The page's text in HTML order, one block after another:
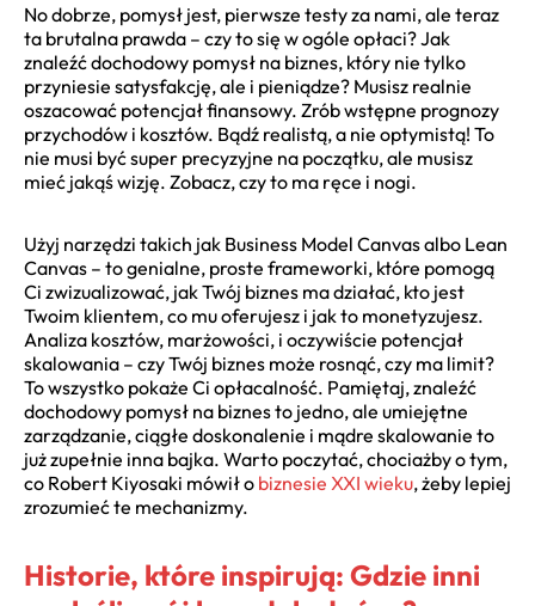
No dobrze, pomysł jest, pierwsze testy za nami, ale teraz
ta brutalna prawda – czy to się w ogóle opłaci? Jak
znaleźć dochodowy pomysł na biznes, który nie tylko
przyniesie satysfakcję, ale i pieniądze? Musisz realnie
oszacować potencjał finansowy. Zrób wstępne prognozy
przychodów i kosztów. Bądź realistą, a nie optymistą! To
nie musi być super precyzyjne na początku, ale musisz
mieć jakąś wizję. Zobacz, czy to ma ręce i nogi.
Użyj narzędzi takich jak Business Model Canvas albo Lean
Canvas – to genialne, proste frameworki, które pomogą
Ci zwizualizować, jak Twój biznes ma działać, kto jest
Twoim klientem, co mu oferujesz i jak to monetyzujesz.
Analiza kosztów, marżowości, i oczywiście potencjał
skalowania – czy Twój biznes może rosnąć, czy ma limit?
To wszystko pokaże Ci opłacalność. Pamiętaj, znaleźć
dochodowy pomysł na biznes to jedno, ale umiejętne
zarządzanie, ciągłe doskonalenie i mądre skalowanie to
już zupełnie inna bajka. Warto poczytać, chociażby o tym,
co Robert Kiyosaki mówił o biznesie XXI wieku, żeby lepiej
zrozumieć te mechanizmy.
Historie, które inspirują: Gdzie inni